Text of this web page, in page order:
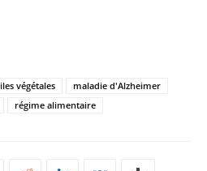
végétales
maladie d'Alzheimer
régime alimentaire